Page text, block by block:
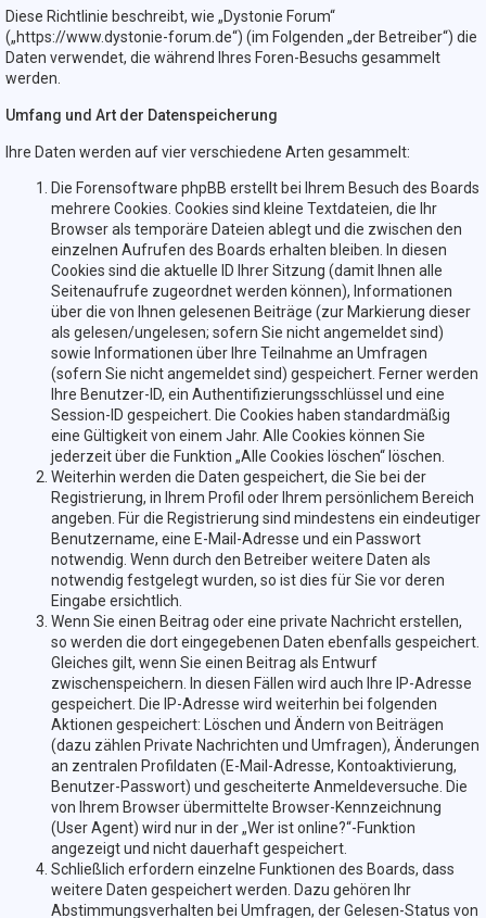
Diese Richtlinie beschreibt, wie „Dystonie Forum“
(„https://www.dystonie-forum.de“) (im Folgenden „der Betreiber“) die
Daten verwendet, die während Ihres Foren-Besuchs gesammelt
werden.
Umfang und Art der Datenspeicherung
Ihre Daten werden auf vier verschiedene Arten gesammelt:
Die Forensoftware phpBB erstellt bei Ihrem Besuch des Boards
mehrere Cookies. Cookies sind kleine Textdateien, die Ihr
Browser als temporäre Dateien ablegt und die zwischen den
einzelnen Aufrufen des Boards erhalten bleiben. In diesen
Cookies sind die aktuelle ID Ihrer Sitzung (damit Ihnen alle
Seitenaufrufe zugeordnet werden können), Informationen
über die von Ihnen gelesenen Beiträge (zur Markierung dieser
als gelesen/ungelesen; sofern Sie nicht angemeldet sind)
sowie Informationen über Ihre Teilnahme an Umfragen
(sofern Sie nicht angemeldet sind) gespeichert. Ferner werden
Ihre Benutzer-ID, ein Authentifizierungsschlüssel und eine
Session-ID gespeichert. Die Cookies haben standardmäßig
eine Gültigkeit von einem Jahr. Alle Cookies können Sie
jederzeit über die Funktion „Alle Cookies löschen“ löschen.
Weiterhin werden die Daten gespeichert, die Sie bei der
Registrierung, in Ihrem Profil oder Ihrem persönlichem Bereich
angeben. Für die Registrierung sind mindestens ein eindeutiger
Benutzername, eine E-Mail-Adresse und ein Passwort
notwendig. Wenn durch den Betreiber weitere Daten als
notwendig festgelegt wurden, so ist dies für Sie vor deren
Eingabe ersichtlich.
Wenn Sie einen Beitrag oder eine private Nachricht erstellen,
so werden die dort eingegebenen Daten ebenfalls gespeichert.
Gleiches gilt, wenn Sie einen Beitrag als Entwurf
zwischenspeichern. In diesen Fällen wird auch Ihre IP-Adresse
gespeichert. Die IP-Adresse wird weiterhin bei folgenden
Aktionen gespeichert: Löschen und Ändern von Beiträgen
(dazu zählen Private Nachrichten und Umfragen), Änderungen
an zentralen Profildaten (E-Mail-Adresse, Kontoaktivierung,
Benutzer-Passwort) und gescheiterte Anmeldeversuche. Die
von Ihrem Browser übermittelte Browser-Kennzeichnung
(User Agent) wird nur in der „Wer ist online?“-Funktion
angezeigt und nicht dauerhaft gespeichert.
Schließlich erfordern einzelne Funktionen des Boards, dass
weitere Daten gespeichert werden. Dazu gehören Ihr
Abstimmungsverhalten bei Umfragen, der Gelesen-Status von